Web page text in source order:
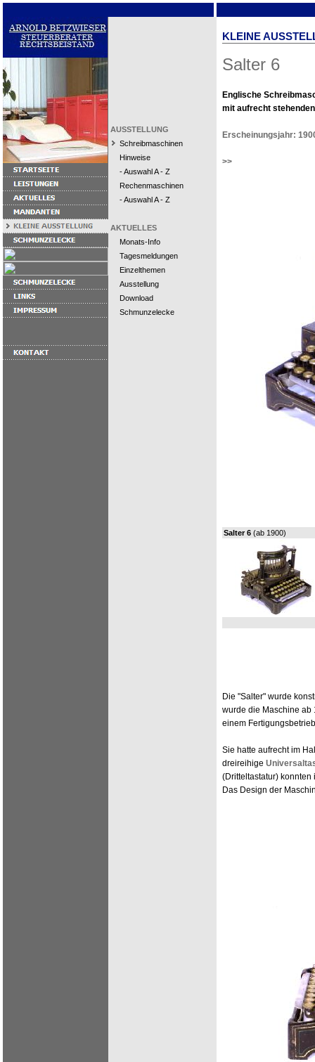
AUSSTELLUNG
Schreibmaschinen
Hinweise
- Auswahl A - Z
Rechenmaschinen
- Auswahl A - Z
AKTUELLES
Monats-Info
Tagesmeldungen
Einzelthemen
Ausstellung
Download
Schmunzelecke
KLEINE
Salter 6
Englische
mit aufrecht
Erscheinungsjahr:
>>
Salter 6 (ab 1900)
Die "Salter" wurde
wurde die Maschine ab
einem
Sie hatte aufrecht im
dreireihige
(Dritteltastatur) konnten
Das Design der